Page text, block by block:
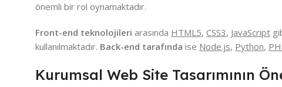
önemli bir rol oynamaktadır.
Front-end teknolojileri arasında HTML5, CSS3, JavaScript
kullanılmaktadır. Back-end tarafında ise Node.js, Python,
Kurumsal Web Site Tasarımının